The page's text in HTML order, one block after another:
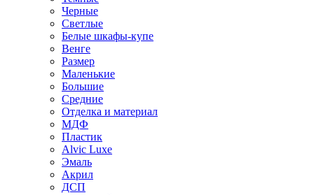
Черные
Светлые
Белые шкафы-купе
Венге
Размер
Маленькие
Большие
Средние
Отделка и материал
МДФ
Пластик
Alvic Luxe
Эмаль
Акрил
ДСП